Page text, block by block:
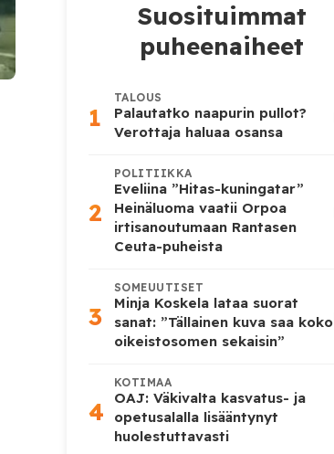
Suosituimmat
puheenaiheet
1
TALOUS
Palautatko naapurin pullot?
Verottaja haluaa osansa
2
POLITIIKKA
Eveliina ”Hitas-kuningatar”
Heinäluoma vaatii Orpoa
irtisanoutumaan Rantasen
Ceuta-puheista
3
SOMEUUTISET
Minja Koskela lataa suorat
sanat: ”Tällainen kuva saa koko
oikeistosomen sekaisin”
4
KOTIMAA
OAJ: Väkivalta kasvatus- ja
opetusalalla lisääntynyt
huolestuttavasti